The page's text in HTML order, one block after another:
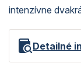
intenzívne
Detailné